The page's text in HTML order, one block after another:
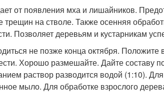
от появления мха и лишайников.
трещин на стволе. Также осенняя
Позволяет деревьям и кустарникам
не позже конца октября. Положите
Хорошо размешайте. Дайте составу
раствор разводится водой (1:10).
мыло. Для обработке взрослого